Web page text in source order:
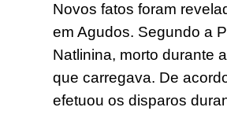
Novos fatos foram
em Agudos. Segundo a
Natlinina, morto durante
que carregava. De
efetuou os disparos